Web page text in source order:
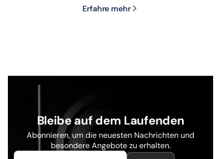
Erfahre mehr
Bleibe auf dem Laufenden
Abonnieren, um die neuesten Nachrichten und
besondere Angebote zu erhalten.